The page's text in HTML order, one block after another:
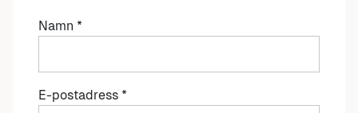
Namn *
E-postadress *